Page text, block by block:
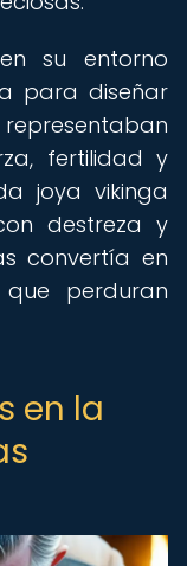
su entorno
para diseñar
fertilidad y
joya vikinga
destreza y
convertía en
perduran
en la